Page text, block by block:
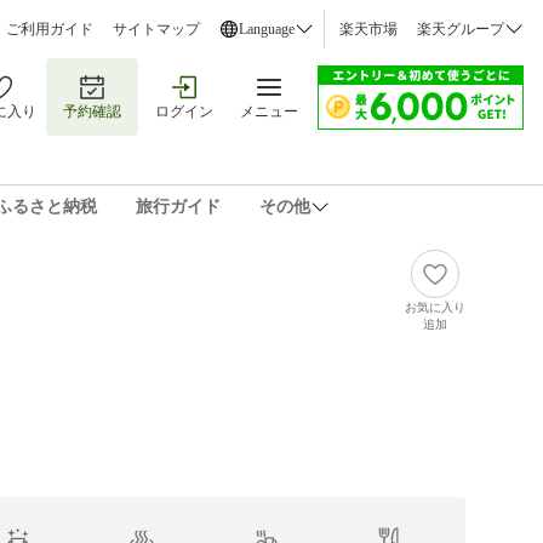
ご利用ガイド サイトマップ Language 楽天市場 楽天グループ
入り 予約確認 ログイン メニュー
るさと納税 旅行ガイド その他
お気に入り
追加